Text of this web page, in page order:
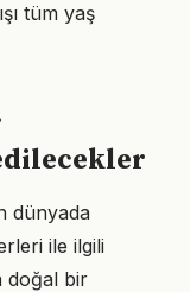
tüm yaş
dünyada
ile ilgili
doğal bir